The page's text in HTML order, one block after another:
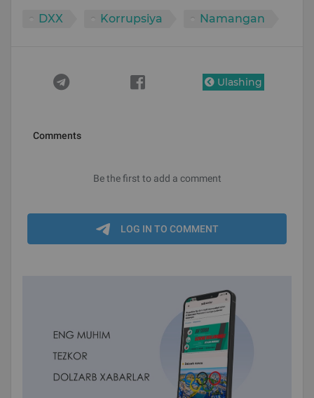
DXX Korrupsiya Namangan
Ulashing